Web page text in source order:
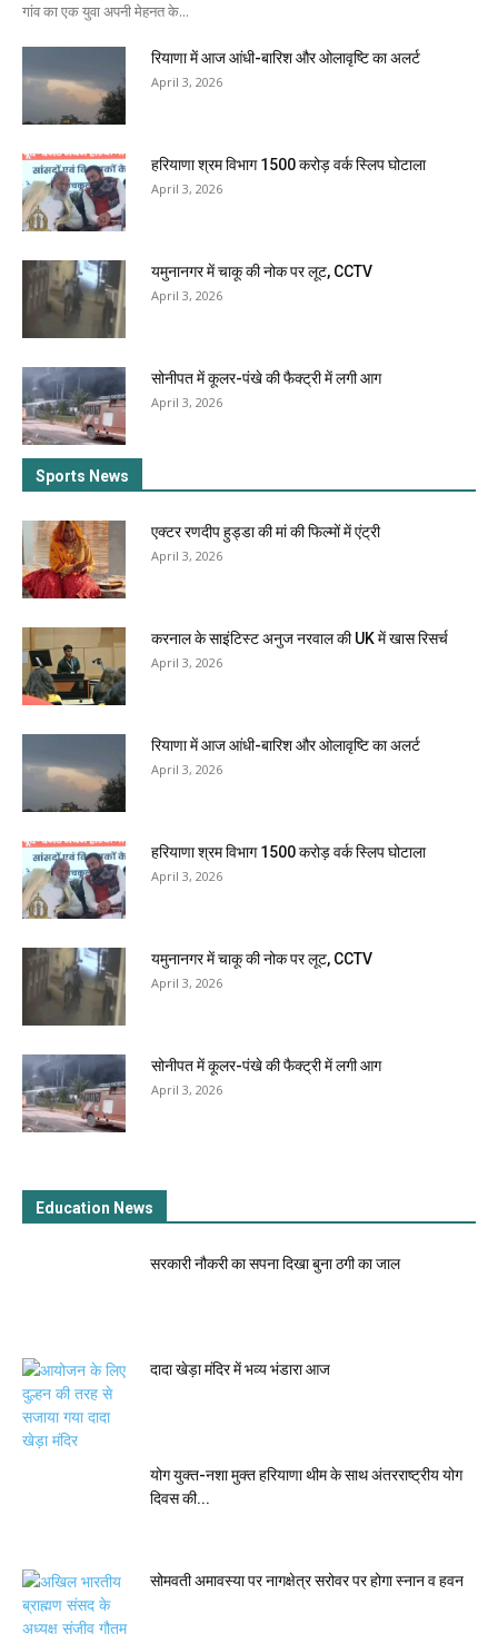
गांव का एक युवा अपनी मेहनत के...
रियाणा में आज आंधी-बारिश और ओलावृष्टि का अलर्ट
April 3, 2026
हरियाणा श्रम विभाग 1500 करोड़ वर्क स्लिप घोटाला
April 3, 2026
यमुनानगर में चाकू की नोक पर लूट, CCTV
April 3, 2026
सोनीपत में कूलर-पंखे की फैक्ट्री में लगी आग
April 3, 2026
Sports News
एक्टर रणदीप हुड्डा की मां की फिल्मों में एंट्री
April 3, 2026
करनाल के साइंटिस्ट अनुज नरवाल की UK में खास रिसर्च
April 3, 2026
रियाणा में आज आंधी-बारिश और ओलावृष्टि का अलर्ट
April 3, 2026
हरियाणा श्रम विभाग 1500 करोड़ वर्क स्लिप घोटाला
April 3, 2026
यमुनानगर में चाकू की नोक पर लूट, CCTV
April 3, 2026
सोनीपत में कूलर-पंखे की फैक्ट्री में लगी आग
April 3, 2026
Education News
सरकारी नौकरी का सपना दिखा बुना ठगी का जाल
दादा खेड़ा मंदिर में भव्य भंडारा आज
योग युक्त-नशा मुक्त हरियाणा थीम के साथ अंतरराष्ट्रीय योग
दिवस की...
सोमवती अमावस्या पर नागक्षेत्र सरोवर पर होगा स्नान व हवन